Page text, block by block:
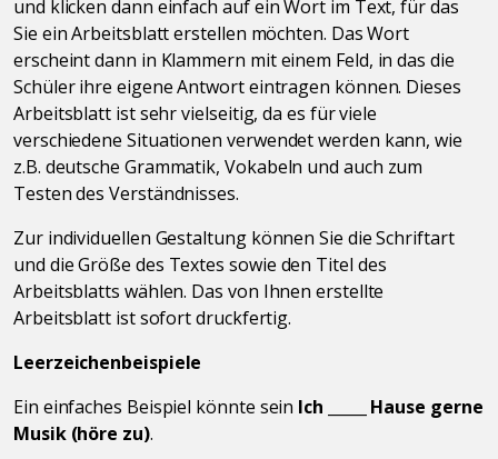
und klicken dann einfach auf ein Wort im Text, für das
Sie ein Arbeitsblatt erstellen möchten. Das Wort
erscheint dann in Klammern mit einem Feld, in das die
Schüler ihre eigene Antwort eintragen können. Dieses
Arbeitsblatt ist sehr vielseitig, da es für viele
verschiedene Situationen verwendet werden kann, wie
z.B. deutsche Grammatik, Vokabeln und auch zum
Testen des Verständnisses.
Zur individuellen Gestaltung können Sie die Schriftart
und die Größe des Textes sowie den Titel des
Arbeitsblatts wählen. Das von Ihnen erstellte
Arbeitsblatt ist sofort druckfertig.
Leerzeichenbeispiele
Ein einfaches Beispiel könnte sein Ich _____ Hause gerne
Musik (höre zu).